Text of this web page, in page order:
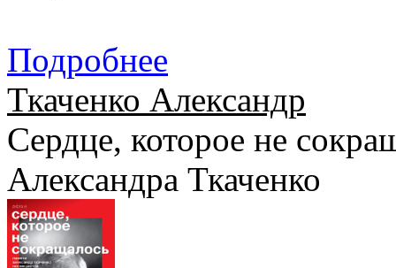
Подробнее
Ткаченко Александр
Сердце, которое не
Александра Ткаченко